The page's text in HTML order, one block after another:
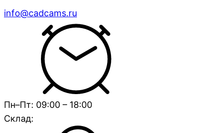
info@cadcams.ru
Пн–Пт: 09:00 – 18:00
Склад: